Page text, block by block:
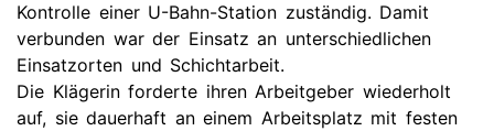
Kontrolle einer U-Bahn-Station zuständig. Damit
verbunden war der Einsatz an unterschiedlichen
Einsatzorten und Schichtarbeit.
Die Klägerin forderte ihren Arbeitgeber wiederholt
auf, sie dauerhaft an einem Arbeitsplatz mit festen